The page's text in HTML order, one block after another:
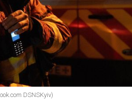
DSNSKyiv)